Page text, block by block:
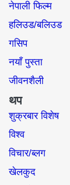
नेपाली फिल्म
हलिउड/बलिउड
गसिप
नयाँ पुस्ता
जीवनशैली
थप
शुक्रबार विशेष
विश्व
विचार/ब्लग
खेलकुद